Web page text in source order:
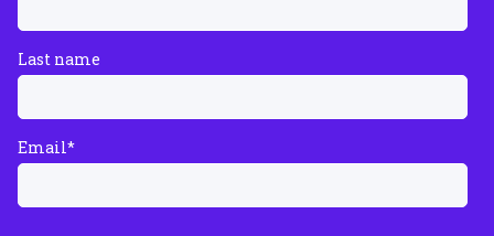
Last name
Email*